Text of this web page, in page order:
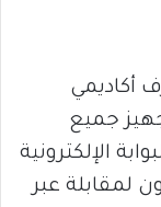
أكاديمي
جميع
الإلكترونية
لمقابلة عبر